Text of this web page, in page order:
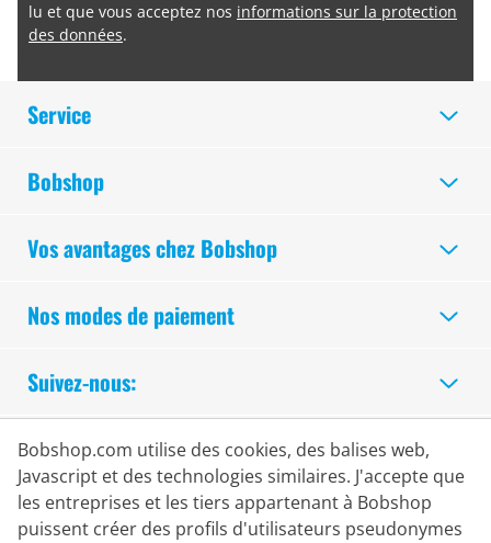
lu et que vous acceptez nos informations sur la protection
des données.
Service
Bobshop
Vos avantages chez Bobshop
Nos modes de paiement
Suivez-nous:
Achats Sécurisés
Bobshop.com utilise des cookies, des balises web,
Javascript et des technologies similaires. J'accepte que
les entreprises et les tiers appartenant à Bobshop
puissent créer des profils d'utilisateurs pseudonymes